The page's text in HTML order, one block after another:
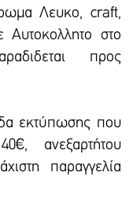
Λευκο, craft,
στο
προς
εκτύπωσης που
ανεξαρτήτου
παραγγελία